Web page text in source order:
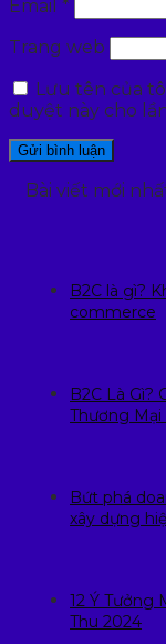
Email *
Trang web
Lưu tên của
duyệt này cho
Bài viết mới
B2C là gì?
commerce
B2C Là Gì?
Thương
Bứt phá
xây dựng
12 Ý Tưởng
Thu 2024